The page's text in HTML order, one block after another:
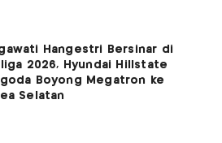
Hangestri Bersinar di
2026, Hyundai Hillstate
Boyong Megatron ke
Selatan